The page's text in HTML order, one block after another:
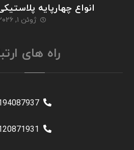
انواع چهارپایه
ژوئن ۱, ۲۰۲۶
راه های